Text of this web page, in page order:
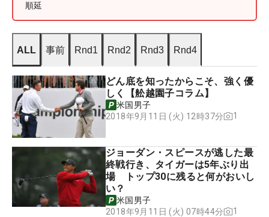
順延
ALL 事前 Rnd1 Rnd2 Rnd3 Rnd4
どん底を知ったからこそ、強く優
しく【舩越園子コラム】
米国男子
2018年9月11日 (火) 12時37分
1
ジョーダン・スピースが逃した最
終戦行き、タイガーは5年ぶり出
場 トップ30に残ると何がおいし
い？
米国男子
2018年9月11日 (火) 07時44分
1